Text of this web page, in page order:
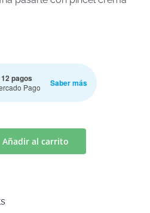
12 pagos
Pago Saber más
Añadir al carrito